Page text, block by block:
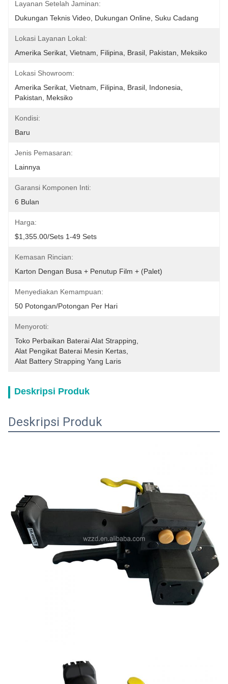
Layanan Setelah Jaminan:
Dukungan Teknis Video, Dukungan Online, Suku Cadang
Lokasi Layanan Lokal:
Amerika Serikat, Vietnam, Filipina, Brasil, Pakistan, Meksiko
Lokasi Showroom:
Amerika Serikat, Vietnam, Filipina, Brasil, Indonesia,
Pakistan, Meksiko
Kondisi:
Baru
Jenis Pemasaran:
Lainnya
Garansi Komponen Inti:
6 Bulan
Harga:
$1,355.00/sets 1-49 Sets
Kemasan Rincian:
Karton Dengan Busa + Penutup Film + (palet)
Menyediakan Kemampuan:
50 Potongan/potongan Per Hari
Menyoroti:
Toko Perbaikan Baterai Alat Strapping
Alat Pengikat Baterai Mesin Kertas
Alat Battery Strapping Yang Laris
Deskripsi Produk
Deskripsi Produk